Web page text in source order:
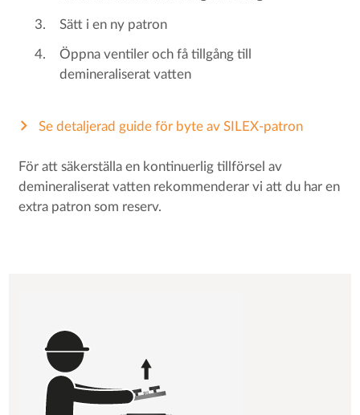
Sätt i en ny patron
Öppna ventiler och få tillgång till
demineraliserat vatten
Se detaljerad guide för byte av SILEX-patron
För att säkerställa en kontinuerlig tillförsel av
demineraliserat vatten rekommenderar vi att du har en
extra patron som reserv.